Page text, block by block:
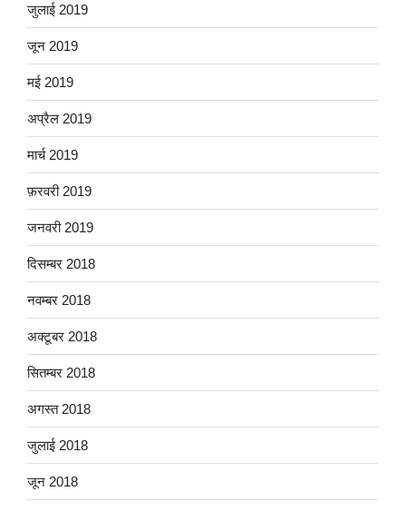
जुलाई 2019
जून 2019
मई 2019
अप्रैल 2019
मार्च 2019
फ़रवरी 2019
जनवरी 2019
दिसम्बर 2018
नवम्बर 2018
अक्टूबर 2018
सितम्बर 2018
अगस्त 2018
जुलाई 2018
जून 2018